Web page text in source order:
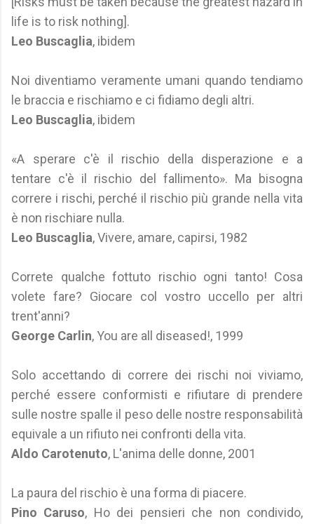
life is to risk nothing].
Leo Buscaglia, ibidem
Noi diventiamo veramente umani quando tendiamo
le braccia e rischiamo e ci fidiamo degli altri.
Leo Buscaglia, ibidem
«A sperare c'è il rischio della disperazione e a
tentare c'è il rischio del fallimento». Ma bisogna
correre i rischi, perché il rischio più grande nella vita
è non rischiare nulla.
Leo Buscaglia, Vivere, amare, capirsi, 1982
Correte qualche fottuto rischio ogni tanto! Cosa
volete fare? Giocare col vostro uccello per altri
trent'anni?
George Carlin, You are all diseased!, 1999
Solo accettando di correre dei rischi noi viviamo,
perché essere conformisti e rifiutare di prendere
sulle nostre spalle il peso delle nostre responsabilità
equivale a un rifiuto nei confronti della vita.
Aldo Carotenuto, L'anima delle donne, 2001
La paura del rischio è una forma di piacere.
Pino Caruso, Ho dei pensieri che non condivido,